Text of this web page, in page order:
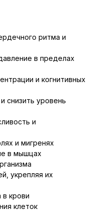
ритма и
в пределах
и когнитивных
снизить уровень
и
и мигренях
в мышцах
укрепляя их
в крови
клеток